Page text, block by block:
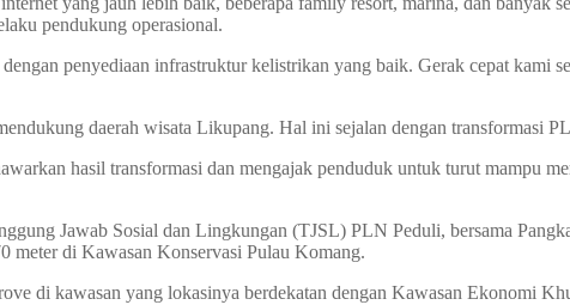
pendukung operasional.
penyediaan infrastruktur kelistrikan yang baik. Gerak cepat kami
daerah wisata Likupang. Hal ini sejalan dengan transformasi
hasil transformasi dan mengajak penduduk untuk turut mampu
Jawab Sosial dan Lingkungan (TJSL) PLN Peduli, bersama
meter di Kawasan Konservasi Pulau Komang.
di kawasan yang lokasinya berdekatan dengan Kawasan Ekonomi